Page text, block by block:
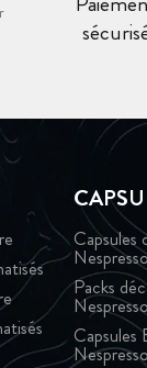
Capsules
Packs
Nespresso
Capsules
Nespresso